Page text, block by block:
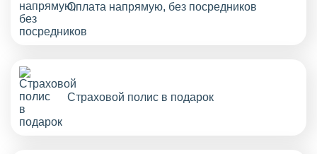
Оплата напрямую, без посредников
Страховой полис в подарок